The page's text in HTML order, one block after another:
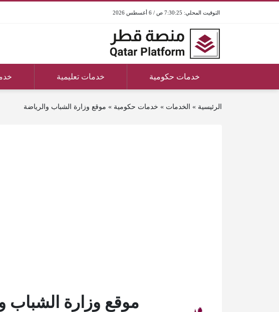
7:30:25 ص / 6 أغسطس 2026
خدمات حكومية خدمات تعليمية
الرئيسية » الخدمات » خدمات حكومية » موقع وزارة الشباب والرياضة
موقع وزارة الشباب